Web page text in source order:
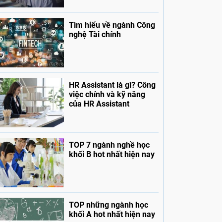
Tìm hiểu về ngành Công
nghệ Tài chính
HR Assistant là gì? Công
việc chính và kỹ năng
của HR Assistant
TOP 7 ngành nghề học
khối B hot nhất hiện nay
TOP những ngành học
khối A hot nhất hiện nay